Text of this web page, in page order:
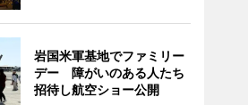
岩国米軍基地でファミリー
デー 障がいのある人たち
招待し航空ショー公開